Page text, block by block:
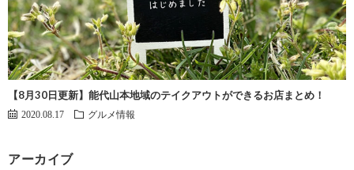
【8月30日更新】能代山本地域のテイクアウトができるお店まとめ！
2020.08.17 グルメ情報
アーカイブ